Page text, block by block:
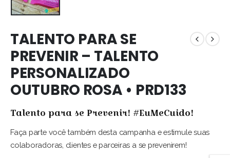
TALENTO PARA SE
PREVENIR – TALENTO
PERSONALIZADO
OUTUBRO ROSA • PRD133
Talento para se Prevenir! #EuMeCuido!
Faça parte você também desta campanha e estimule suas
colaboradoras, clientes e parceiras a se prevenirem!